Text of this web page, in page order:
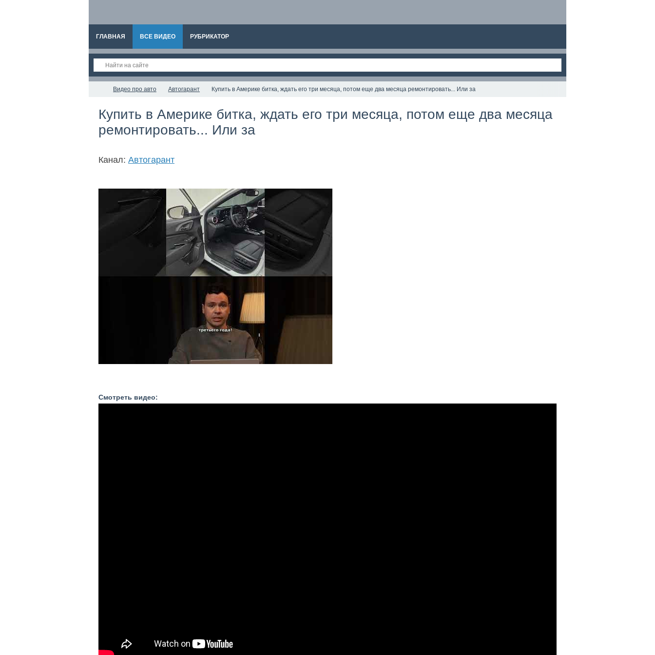
ГЛАВНАЯ ВСЕ ВИДЕО РУБРИКАТОР
Видео про авто Автогарант Купить в Америке битка, ждать его три месяца, потом еще два месяца ремонтировать... Или за
Купить в Америке битка, ждать его три месяца, потом еще два месяца
ремонтировать... Или за
Канал: Автогарант
Смотреть видео: